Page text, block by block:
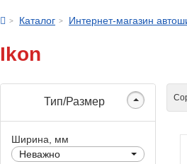
Каталог Интернет-магазин
Ikon
Тип/Размер
Ширина, мм
Неважно